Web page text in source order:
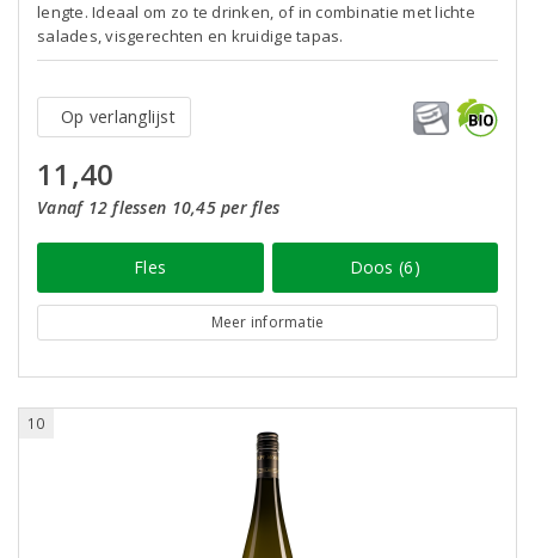
lengte. Ideaal om zo te drinken, of in combinatie met lichte
salades, visgerechten en kruidige tapas.
Op verlanglijst
11,40
Vanaf 12 flessen 10,45 per fles
Fles Doos (6)
Meer informatie
10